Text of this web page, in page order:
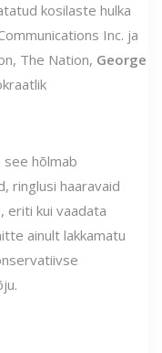
kosilaste hulka
Inc. ja
The Nation, George
see hõlmab
ringlusi haaravaid
eriti kui vaadata
ainult lakkamatu